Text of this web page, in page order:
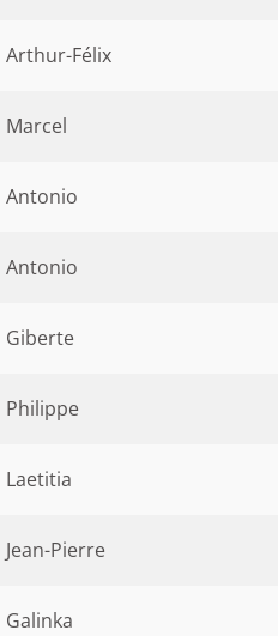
Arthur-Félix
Marcel
Antonio
Antonio
Giberte
Philippe
Laetitia
Jean-Pierre
Galinka